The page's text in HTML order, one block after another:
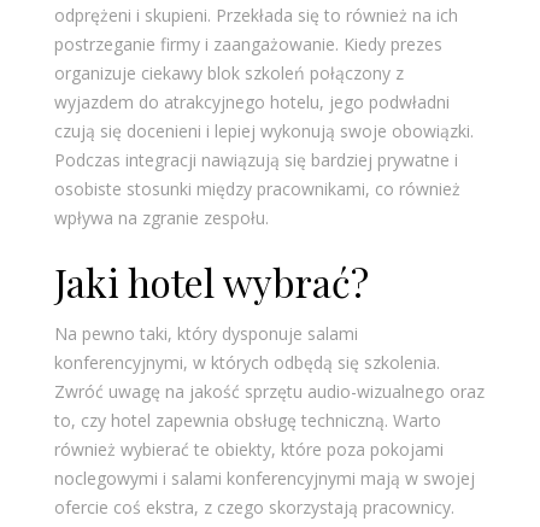
odprężeni i skupieni. Przekłada się to również na ich
postrzeganie firmy i zaangażowanie. Kiedy prezes
organizuje ciekawy blok szkoleń połączony z
wyjazdem do atrakcyjnego hotelu, jego podwładni
czują się docenieni i lepiej wykonują swoje obowiązki.
Podczas integracji nawiązują się bardziej prywatne i
osobiste stosunki między pracownikami, co również
wpływa na zgranie zespołu.
Jaki hotel wybrać?
Na pewno taki, który dysponuje salami
konferencyjnymi, w których odbędą się szkolenia.
Zwróć uwagę na jakość sprzętu audio-wizualnego oraz
to, czy hotel zapewnia obsługę techniczną. Warto
również wybierać te obiekty, które poza pokojami
noclegowymi i salami konferencyjnymi mają w swojej
ofercie coś ekstra, z czego skorzystają pracownicy.